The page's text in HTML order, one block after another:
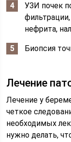
УЗИ почек
нефрита,
Биопсия
Лечение
Лечение у
четкое
необходимых
нужно делать,